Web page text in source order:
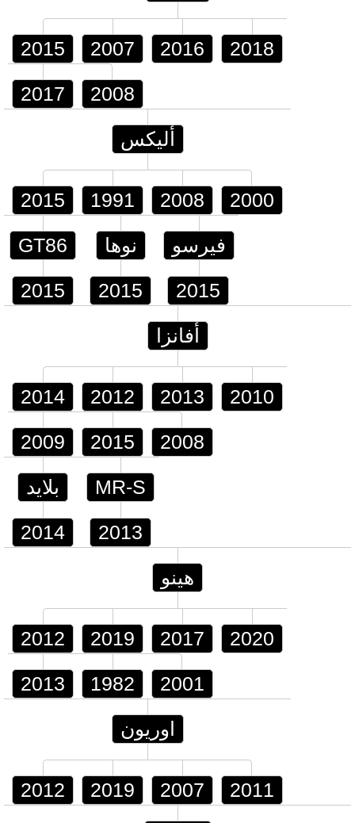
2015 2007 2016 2018
2017 2008
أليكس
2015 1991 2008 2000
GT86
2015
نوها
2015
فيرسو
2015
أفانزا
2014 2012 2013 2010
2009 2015 2008
بلايد
2014
MR-S
2013
هينو
2012 2019 2017 2020
2013 1982 2001
اوريون
2012 2019 2007 2011